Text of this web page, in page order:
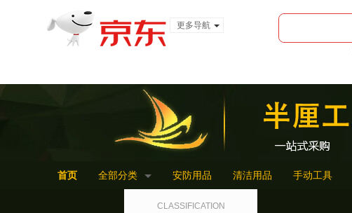
更多导航
首页 全部分类 安防用品 清洁用品 手动工具
CLASSIFICATION